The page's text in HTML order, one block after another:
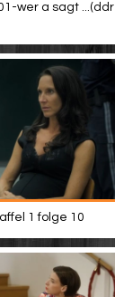
wer a sagt ...(ddr
1 folge 10